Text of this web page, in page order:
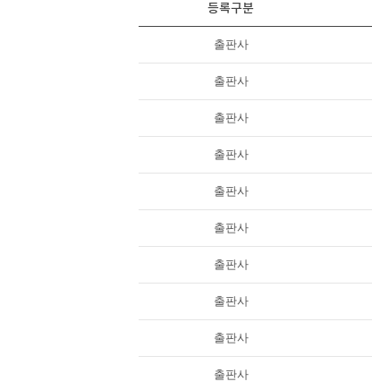
등록구분
출판사
출판사
출판사
출판사
출판사
출판사
출판사
출판사
출판사
출판사